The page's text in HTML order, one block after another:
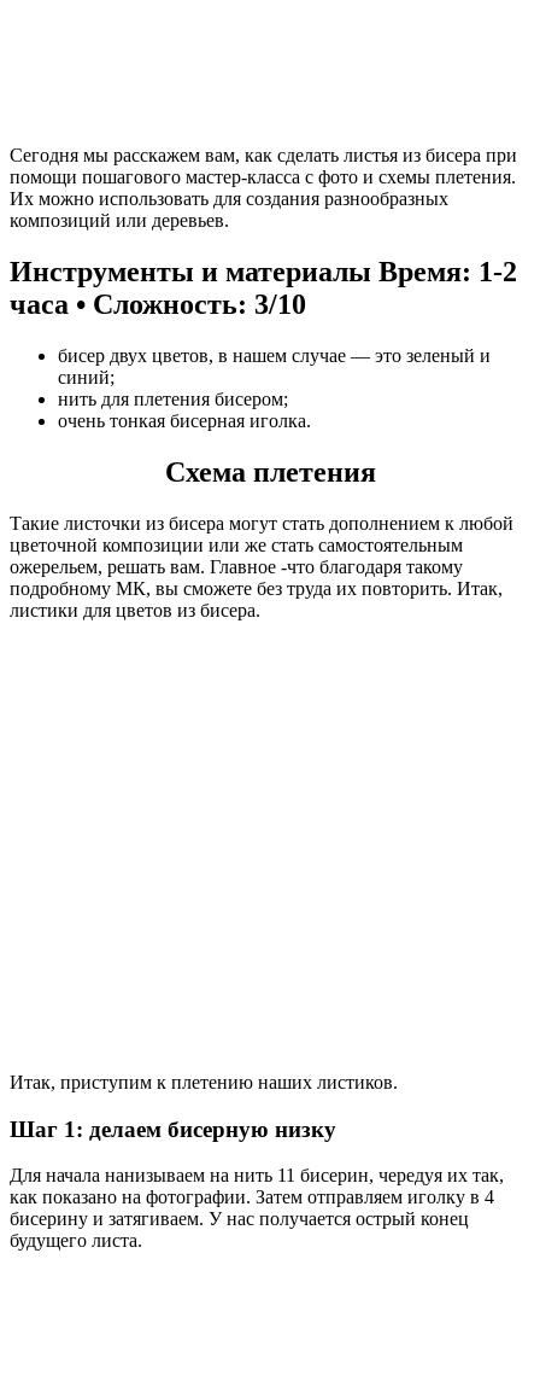
Сегодня мы расскажем вам, как сделать листья из бисера при
помощи пошагового мастер-класса с фото и схемы плетения.
Их можно использовать для создания разнообразных
композиций или деревьев.
Инструменты и материалы Время: 1-2
часа • Сложность: 3/10
бисер двух цветов, в нашем случае — это зеленый и
синий;
нить для плетения бисером;
очень тонкая бисерная иголка.
Схема плетения
Такие листочки из бисера могут стать дополнением к любой
цветочной композиции или же стать самостоятельным
ожерельем, решать вам. Главное -что благодаря такому
подробному МК, вы сможете без труда их повторить. Итак,
листики для цветов из бисера.
Итак, приступим к плетению наших листиков.
Шаг 1: делаем бисерную низку
Для начала нанизываем на нить 11 бисерин, чередуя их так,
как показано на фотографии. Затем отправляем иголку в 4
бисерину и затягиваем. У нас получается острый конец
будущего листа.